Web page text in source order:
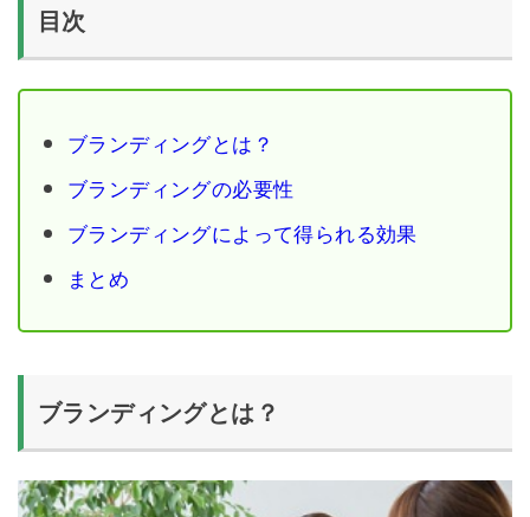
目次
ブランディングとは？
ブランディングの必要性
ブランディングによって得られる効果
まとめ
ブランディングとは？